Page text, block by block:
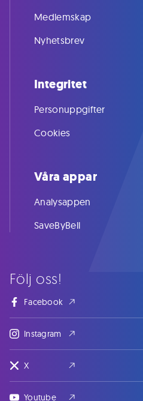
Följ oss!
Facebook
Instagram
X
Youtube
Medlemskap
Nyhetsbrev
Integritet
Personuppgifter
Cookies
Våra appar
Analysappen
SaveByBell